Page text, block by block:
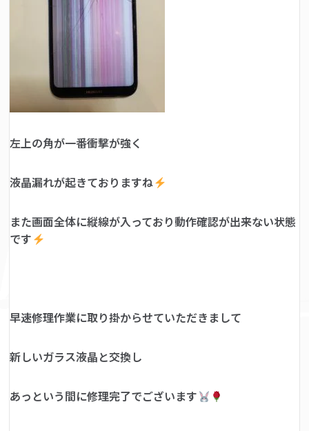
左上の角が一番衝撃が強く
液晶漏れが起きておりますね
また画面全体に縦線が入っており動作確認が出来ない状態
です
早速修理作業に取り掛からせていただきまして
新しいガラス液晶と交換し
あっという間に修理完了でございます